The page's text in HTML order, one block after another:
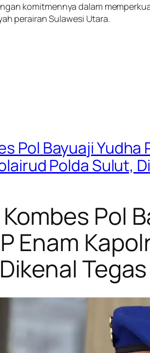
komitmennya dalam
perairan Sulawesi Utara.
Pol Bayuaji
Polda Sulut,
Pol
Enam